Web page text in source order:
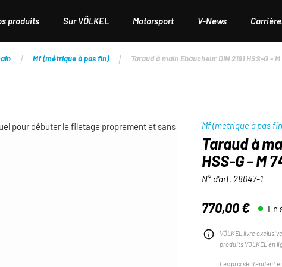
produits Sur VÖLKEL Motorsport V-News
Mf (métrique à pas fin) Taraud à main Ebaucheur DIN 2181 HSS-G -
Mf (métrique à pas
Taraud à
HSS-G - M
N° d'art. 28047-1
Prix régulier :
770,00 € En
VÖLKEL livre
produits VÖLKEL en
Les prix s'entendent